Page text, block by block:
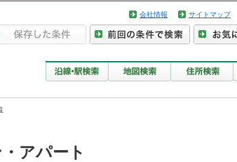
会社情報 サイトマップ
アパート